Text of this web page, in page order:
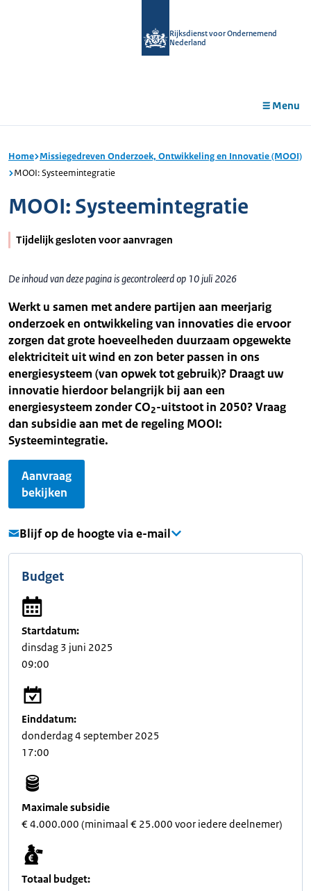
Rijksdienst voor Ondernemend
Nederland
Menu
Home Missiegedreven Onderzoek, Ontwikkeling en Innovatie (MOOI)
MOOI: Systeemintegratie
MOOI: Systeemintegratie
Tijdelijk gesloten voor aanvragen
De inhoud van deze pagina is gecontroleerd op 10 juli 2026
Werkt u samen met andere partijen aan meerjarig
onderzoek en ontwikkeling van innovaties die ervoor
zorgen dat grote hoeveelheden duurzaam opgewekte
elektriciteit uit wind en zon beter passen in ons
energiesysteem (van opwek tot gebruik)? Draagt uw
innovatie hierdoor belangrijk bij aan een
energiesysteem zonder CO2-uitstoot in 2050? Vraag
dan subsidie aan met de regeling MOOI:
Systeemintegratie.
Aanvraag
bekijken
Blijf op de hoogte via e-mail
Budget
Startdatum:
dinsdag 3 juni 2025
09:00
Einddatum:
donderdag 4 september 2025
17:00
Maximale subsidie
€ 4.000.000 (minimaal € 25.000 voor iedere deelnemer)
Totaal budget: